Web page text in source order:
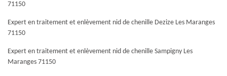
71150
Expert en traitement et enlèvement nid de chenille Dezize Les Maranges
71150
Expert en traitement et enlèvement nid de chenille Sampigny Les
Maranges 71150